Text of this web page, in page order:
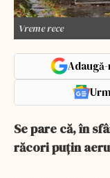
Vreme rece
Se pare că, în
răcori puțin